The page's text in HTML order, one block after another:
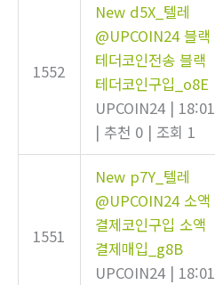
1552
New d5X_텔레
@UPCOIN24 블랙
테더코인전송 블랙
테더코인구입_o8E
UPCOIN24 | 18:01
| 추천 0 | 조회 1
1551
New p7Y_텔레
@UPCOIN24 소액
결제코인구입 소액
결제매입_g8B
UPCOIN24 | 18:01